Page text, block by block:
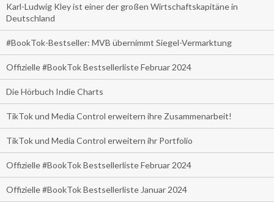
Karl-Ludwig Kley ist einer der großen Wirtschaftskapitäne in
Deutschland
#BookTok-Bestseller: MVB übernimmt Siegel-Vermarktung
Offizielle #BookTok Bestsellerliste Februar 2024
Die Hörbuch Indie Charts
TikTok und Media Control erweitern ihre Zusammenarbeit!
TikTok und Media Control erweitern ihr Portfolio
Offizielle #BookTok Bestsellerliste Februar 2024
Offizielle #BookTok Bestsellerliste Januar 2024